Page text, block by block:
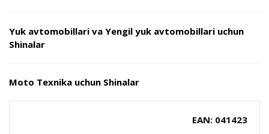
Yuk avtomobillari va Yengil yuk avtomobillari uchun
Shinalar
Moto Texnika uchun Shinalar
EAN: 041423